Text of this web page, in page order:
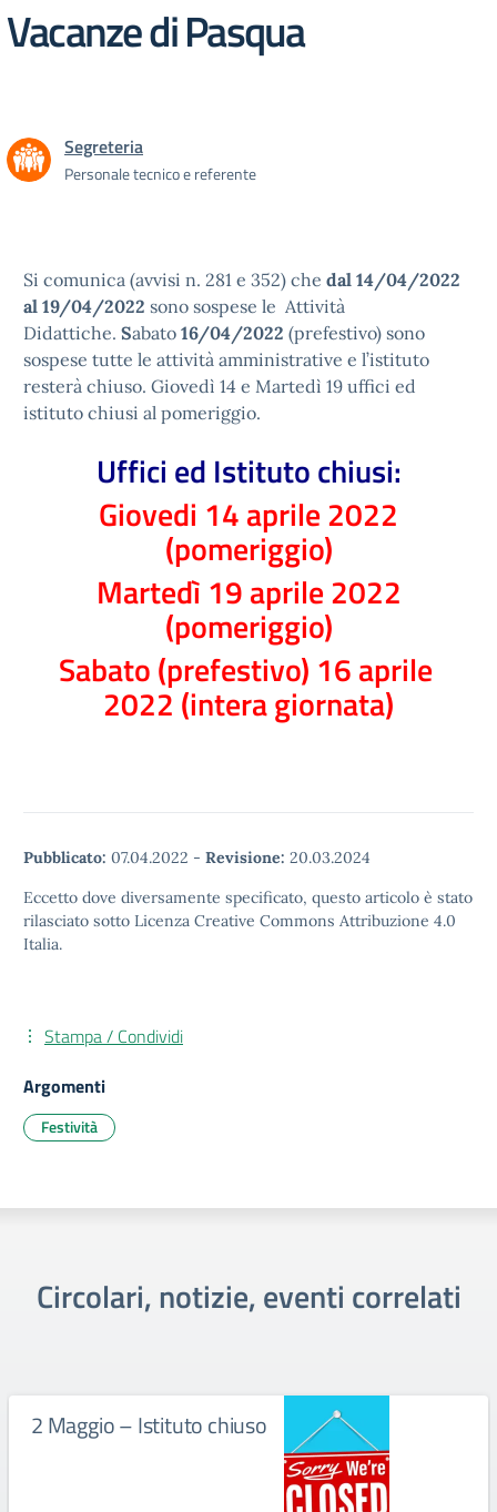
Vacanze di Pasqua
Segreteria
Personale tecnico e referente
Si comunica (avvisi n. 281 e 352) che dal 14/04/2022
al 19/04/2022 sono sospese le Attività
Didattiche. Sabato 16/04/2022 (prefestivo) sono
sospese tutte le attività amministrative e l’istituto
resterà chiuso. Giovedì 14 e Martedì 19 uffici ed
istituto chiusi al pomeriggio.
Uffici ed Istituto chiusi:
Giovedi 14 aprile 2022
(pomeriggio)
Martedì 19 aprile 2022
(pomeriggio)
Sabato (prefestivo) 16 aprile
2022 (intera giornata)
Pubblicato: 07.04.2022 - Revisione: 20.03.2024
Eccetto dove diversamente specificato, questo articolo è stato
rilasciato sotto Licenza Creative Commons Attribuzione 4.0
Italia.
Stampa / Condividi
Argomenti
Festività
Circolari, notizie, eventi correlati
2 Maggio – Istituto chiuso